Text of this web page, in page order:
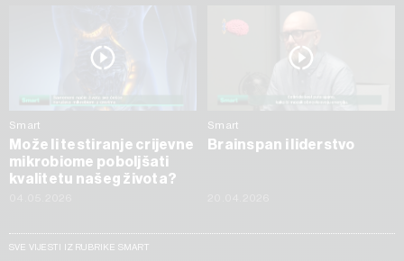
Smart
Može li testiranje crijevne
mikrobiome poboljšati
kvalitetu našeg života?
Smart
Brainspan i liderstvo
SVE VIJESTI IZ RUBRIKE SMART